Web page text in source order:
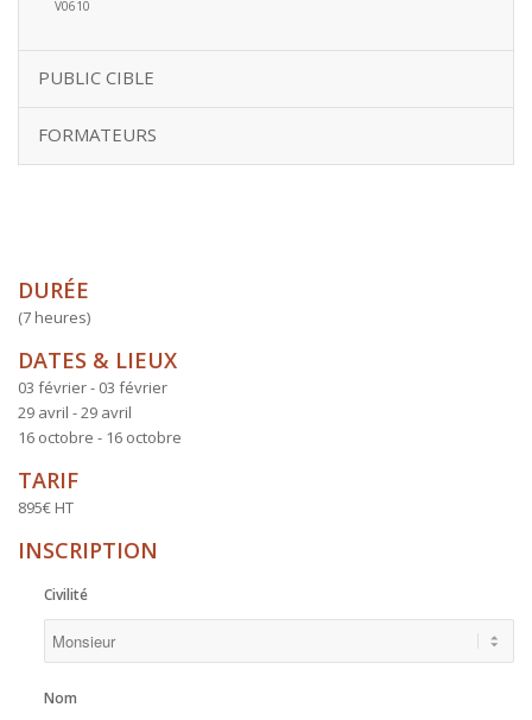
V0610
PUBLIC CIBLE
FORMATEURS
DURÉE
(7 heures)
DATES & LIEUX
03 février - 03 février
29 avril - 29 avril
16 octobre - 16 octobre
TARIF
895€ HT
INSCRIPTION
Civilité
Nom